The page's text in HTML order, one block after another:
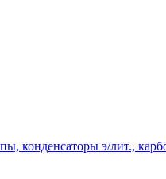
конденсаторы э/лит.,